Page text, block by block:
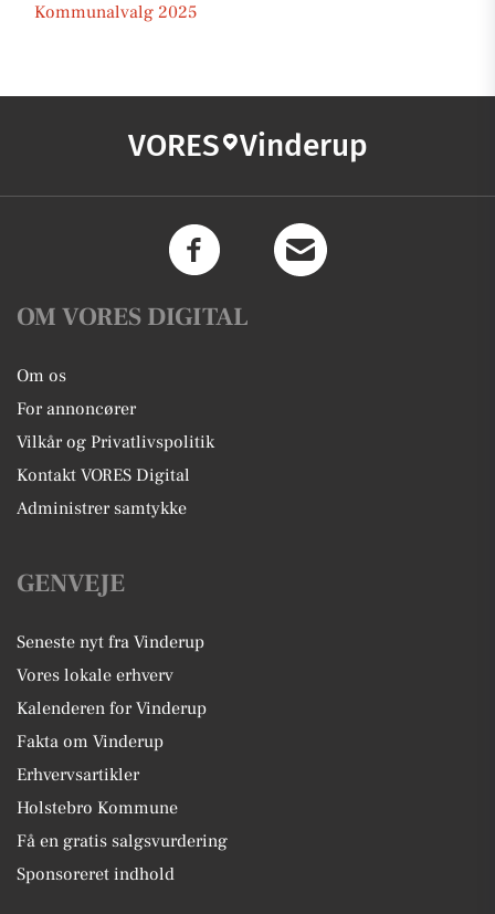
Kommunalvalg 2025
VORES Vinderup
OM VORES DIGITAL
Om os
For annoncører
Vilkår og Privatlivspolitik
Kontakt VORES Digital
Administrer samtykke
GENVEJE
Seneste nyt fra Vinderup
Vores lokale erhverv
Kalenderen for Vinderup
Fakta om Vinderup
Erhvervsartikler
Holstebro Kommune
Få en gratis salgsvurdering
Sponsoreret indhold